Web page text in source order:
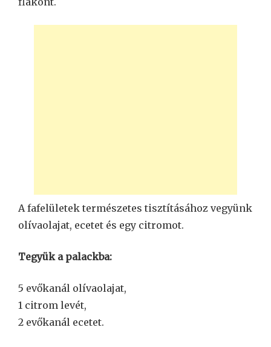
A fafelületek természetes tisztításához vegyünk
olívaolajat, ecetet és egy citromot.
Tegyük a palackba:
5 evőkanál olívaolajat,
1 citrom levét,
2 evőkanál ecetet.